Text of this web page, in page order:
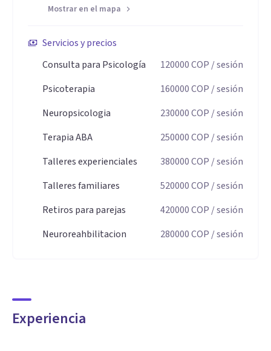
Mostrar en el mapa
Servicios y precios
Consulta para Psicología
120000COP / sesión
Psicoterapia
160000COP / sesión
Neuropsicologia
230000COP / sesión
Terapia ABA
250000COP / sesión
Talleres experienciales
380000COP / sesión
Talleres familiares
520000COP / sesión
Retiros para parejas
420000COP / sesión
Neuroreahbilitacion
280000COP / sesión
Experiencia